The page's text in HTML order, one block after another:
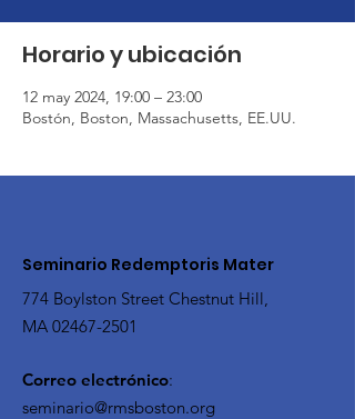
Horario y ubicación
12 may 2024, 19:00 – 23:00
Bostón, Boston, Massachusetts, EE.UU.
Seminario Redemptoris Mater
774 Boylston Street Chestnut Hill,
MA 02467-2501
Correo electrónico:
seminario@rmsboston.org